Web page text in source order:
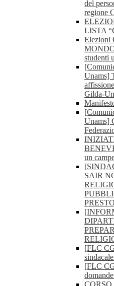
del
regione
LISTA
Elezioni
studenti
Unams]
Gilda-
Unams]
un
SAIR
[FLC
[FLC